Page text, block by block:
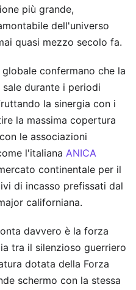
più grande,
dell'universo
quasi mezzo secolo fa.
confermano che la
durante i periodi
la sinergia con i
la massima copertura
le associazioni
l'italiana ANICA
continentale per il
di incasso prefissati dal
californiana.
davvero è la forza
tra il silenzioso guerriero
dotata della Forza
schermo con la stessa